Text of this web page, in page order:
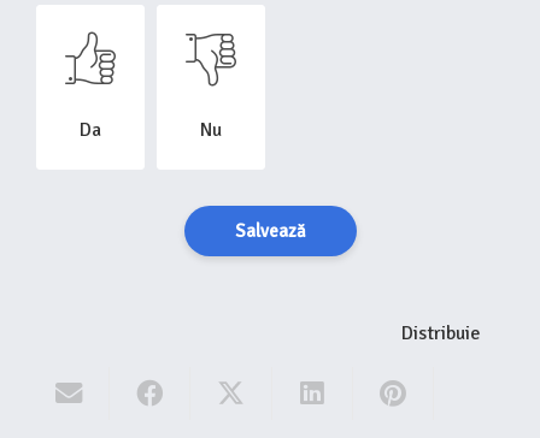
Da Nu
Salvează
Distribuie